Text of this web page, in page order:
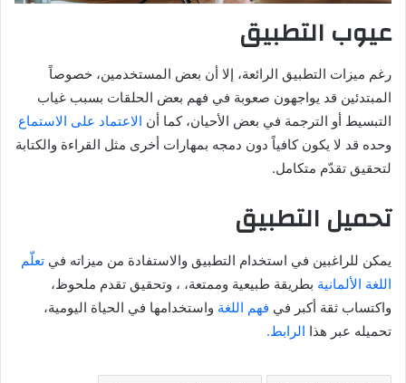
عيوب التطبيق
رغم ميزات التطبيق الرائعة، إلا أن بعض المستخدمين، خصوصاً
المبتدئين قد يواجهون صعوبة في فهم بعض الحلقات بسبب غياب
التبسيط أو الترجمة في بعض الأحيان، كما أن الاعتماد على الاستماع
وحده قد لا يكون كافياً دون دمجه بمهارات أخرى مثل القراءة والكتابة
لتحقيق تقدّم متكامل.
تحميل التطبيق
يمكن للراغبين في استخدام التطبيق والاستفادة من ميزاته في تعلّم
اللغة الألمانية بطريقة طبيعية وممتعة، ، وتحقيق تقدم ملحوظ،
واكتساب ثقة أكبر في فهم اللغة واستخدامها في الحياة اليومية،
تحميله عبر هذا الرابط.